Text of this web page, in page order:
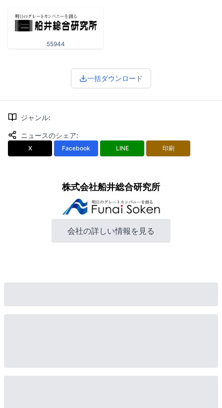
55944
一括ダウンロード
ジャンル:
ニュースのシェア:
X Facebook LINE 印刷
株式会社船井総合研究所
会社の詳しい情報を見る